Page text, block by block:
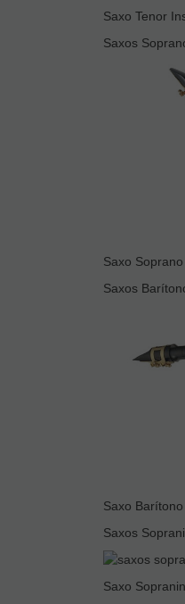
Saxo Tenor
Saxos
Saxo
Saxos
Saxo
Saxos
Saxo